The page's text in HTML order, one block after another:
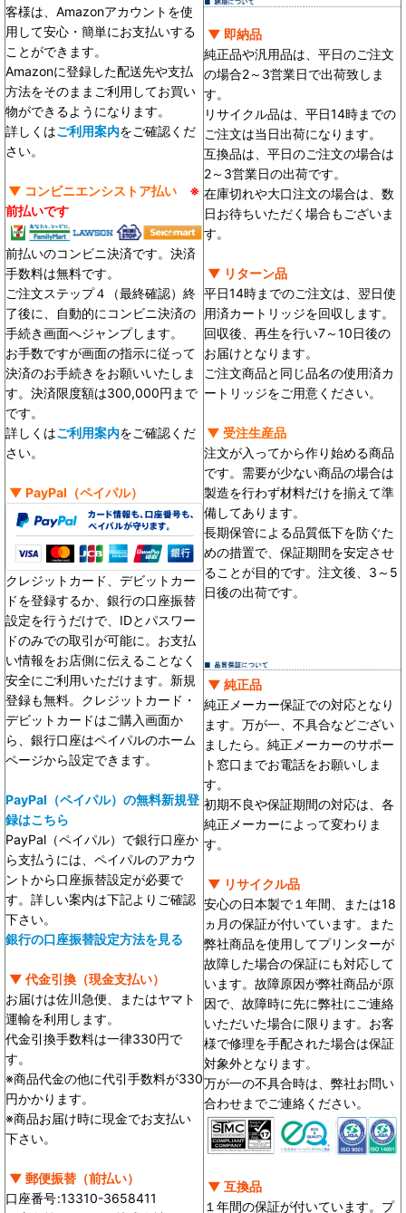
客様は、Amazonアカウントを使
用して安心・簡単にお支払いする
ことができます。
Amazonに登録した配送先や支払
方法をそのままご利用してお買い
物ができるようになります。
詳しくはご利用案内をご確認くだ
さい。
▼ コンビニエンシストア払い ※
前払いです
前払いのコンビニ決済です。決済
手数料は無料です。
ご注文ステップ４（最終確認）終
了後に、自動的にコンビニ決済の
手続き画面へジャンプします。
お手数ですが画面の指示に従って
決済のお手続きをお願いいたしま
す。決済限度額は300,000円まで
です。
詳しくはご利用案内をご確認くだ
さい。
▼ PayPal （ペイパル）
クレジットカード、デビットカー
ドを登録するか、銀行の口座振替
設定を行うだけで、IDとパスワー
ドのみでの取引が可能に。お支払
い情報をお店側に伝えることなく
安全にご利用いただけます。新規
登録も無料。クレジットカード・
デビットカードはご購入画面か
ら、銀行口座はペイパルのホーム
ページから設定できます。
PayPal（ペイパル）の無料新規登
録はこちら
PayPal（ペイパル）で銀行口座か
ら支払うには、ペイパルのアカウ
ントから口座振替設定が必要で
す。詳しい案内は下記よりご確認
下さい。
銀行の口座振替設定方法を見る
▼ 代金引換（現金支払い）
お届けは佐川急便、またはヤマト
運輸を利用します。
代金引換手数料は一律330円で
す。
※商品代金の他に代引手数料が330
円かかります。
※商品お届け時に現金でお支払い
下さい。
▼ 郵便振替（前払い）
口座番号:13310-3658411
▼ 即納品
純正品や汎用品は、平日のご注文
の場合2～3営業日で出荷致しま
す。
リサイクル品は、平日14時までの
ご注文は当日出荷になります。
互換品は、平日のご注文の場合は
2～3営業日の出荷です。
在庫切れや大口注文の場合は、数
日お待ちいただく場合もございま
す。
▼ リターン品
平日14時までのご注文は、翌日使
用済カートリッジを回収します。
回収後、再生を行い7～10日後の
お届けとなります。
ご注文商品と同じ品名の使用済カ
ートリッジをご用意ください。
▼ 受注生産品
注文が入ってから作り始める商品
です。需要が少ない商品の場合は
製造を行わず材料だけを揃えて準
備してあります。
長期保管による品質低下を防ぐた
めの措置で、保証期間を安定させ
ることが目的です。 注文後、3～5
日後の出荷です。
▼ 純正品
純正メーカー保証での対応となり
ます。万が一、不具合などござい
ましたら。純正メーカーのサポー
ト窓口までお電話をお願いしま
す。
初期不良や保証期間の対応は、各
純正メーカーによって変わりま
す。
▼ リサイクル品
安心の日本製で１年間、または18
ヵ月の保証が付いています。また
弊社商品を使用してプリンターが
故障した場合の保証にも対応して
います。故障原因が弊社商品が原
因で、故障時に先に弊社にご連絡
いただいた場合に限ります。お客
様で修理を手配された場合は保証
対象外となります。
万が一の不具合時は、弊社お問い
合わせまでご連絡ください。
▼ 互換品
１年間の保証が付いています。プ